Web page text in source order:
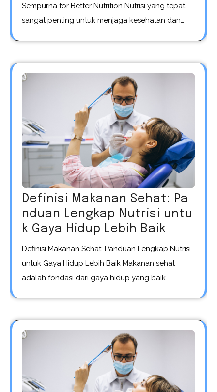
Sempurna for Better Nutrition Nutrisi yang tepat
sangat penting untuk menjaga kesehatan dan…
Definisi Makanan Sehat: Pa
nduan Lengkap Nutrisi untu
k Gaya Hidup Lebih Baik
Definisi Makanan Sehat: Panduan Lengkap Nutrisi
untuk Gaya Hidup Lebih Baik Makanan sehat
adalah fondasi dari gaya hidup yang baik…